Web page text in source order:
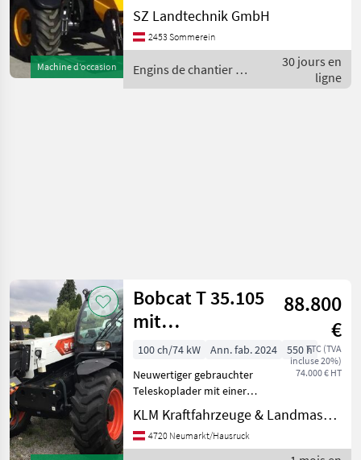
Machine d’occasion
Zustand. Jederzeit ist eine
Besichtigung bei uns
persönlich möglich.
hydrostatique, Verrouillage
hydrau
SZ Landtechnik GmbH
2453 Sommerein
Engins de chantier /
Dieci
30 jours en
ligne
Bobcat T 35.105
mit
Nivauausgleich
88.800
€
TTC (TVA
incluse 20%)
74.000 € HT
100 ch/74 kW Ann. fab. 2024
550 h
Neuwertiger gebrauchter
Teleskoplader mit einer
Hubhöhe von 10, 3m und
einer Hubkraft von 3500 kg
Bereifung: 400/80R24 3.
KLM Kraftfahrzeuge & Landmaschinen GmbH
4720 Neumarkt/Hausruck